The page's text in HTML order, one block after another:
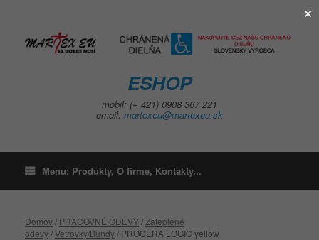
ESHOP
mobil: (+ 421) 0908 367 221
email: martexeu@martexeu.sk
Menu: Produkty, O firme, Kontakty...
Domov/ PRACOVNÉ ODEVY/ Zateplené
odevy/Vetrovky/Bundy/ PROCERA LOGIC yellow
×